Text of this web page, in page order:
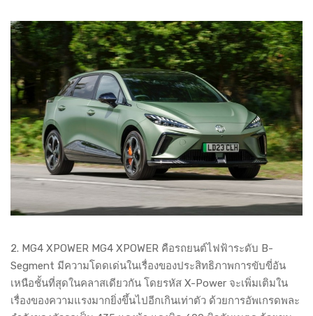
2. MG4 XPOWER MG4 XPOWER คือรถยนต์ไฟฟ้าระดับ B-
Segment มีความโดดเด่นในเรื่องของประสิทธิภาพการขับขี่อัน
เหนือชั้นที่สุดในคลาสเดียวกัน โดยรหัส X-Power จะเพิ่มเติมใน
เรื่องของความแรงมากยิ่งขึ้นไปอีกเกินเท่าตัว ด้วยการอัพเกรดพละ